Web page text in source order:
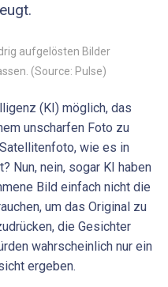
aufgelösten Bilder
(Source: Pulse)
(KI) möglich, das
unscharfen Foto zu
wie es in
Nun, nein, sogar KI haben
Bild einfach nicht die
um das Original zu
die Gesichter
wahrscheinlich nur ein
ergeben.